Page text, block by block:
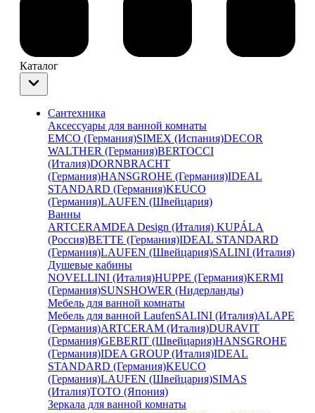
Каталог
Сантехника
Аксессуары для ванной комнаты
EMCO (Германия)SIMEX (Испания)DECOR
WALTHER (Германия)BERTOCCI
(Италия)DORNBRACHT
(Германия)HANSGROHE (Германия)IDEAL
STANDARD (Германия)KEUCO
(Германия)LAUFEN (Швейцария)
Ванны
ARTCERAMDEA Design (Италия) KUPÁLA
(Россия)BETTE (Германия)IDEAL STANDARD
(Германия)LAUFEN (Швейцария)SALINI (Италия)
Душевые кабины
NOVELLINI (Италия)HUPPE (Германия)KERMI
(Германия)SUNSHOWER (Нидерланды)
Мебель для ванной комнаты
Мебель для ванной LaufenSALINI (Италия)ALAPE
(Германия)ARTCERAM (Италия)DURAVIT
(Германия)GEBERIT (Швейцария)HANSGROHE
(Германия)IDEA GROUP (Италия)IDEAL
STANDARD (Германия)KEUCO
(Германия)LAUFEN (Швейцария)SIMAS
(Италия)TOTO (Япония)
Зеркала для ванной комнаты